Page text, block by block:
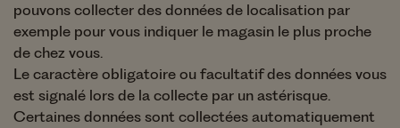
pouvons collecter des données de localisation par
exemple pour vous indiquer le magasin le plus proche
de chez vous.
Le caractère obligatoire ou facultatif des données vous
est signalé lors de la collecte par un astérisque.
Certaines données sont collectées automatiquement